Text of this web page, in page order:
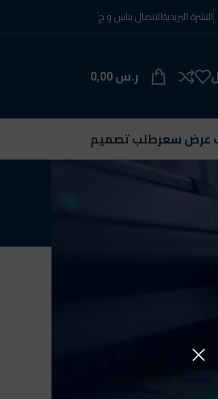
النشرة البريديةالاتصال بناس و ج
ر.س
عرض سعرطلب تصميم